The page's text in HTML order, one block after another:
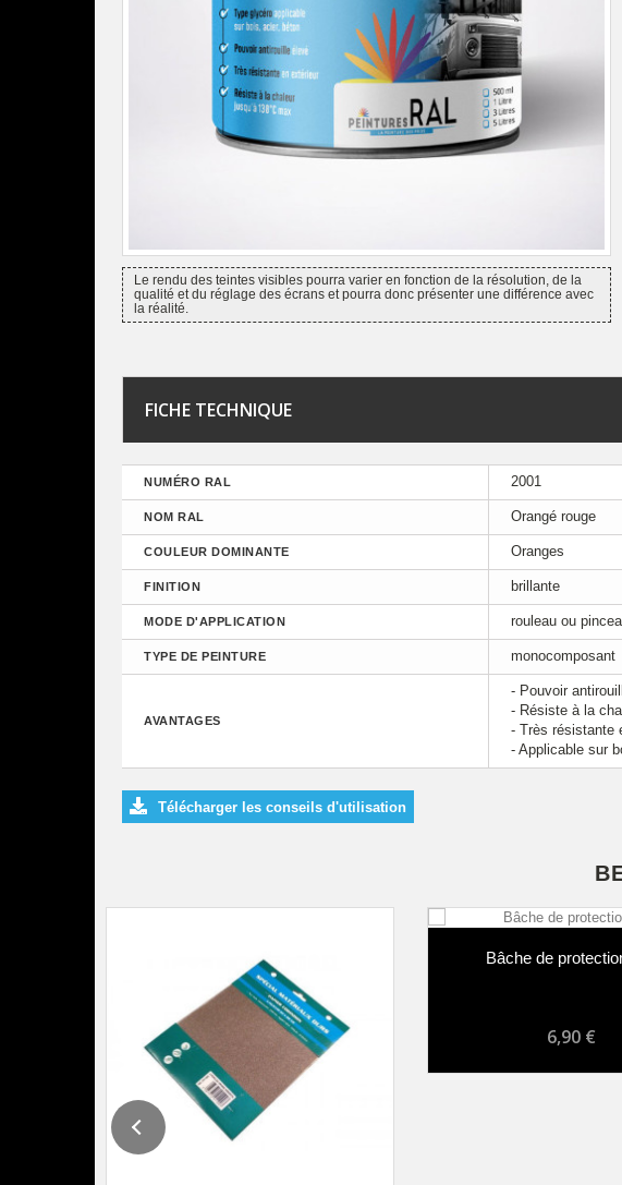
Le rendu des teintes visibles pourra varier en fonction de la résolution, de la
qualité et du réglage des écrans et pourra donc présenter une différence avec
la réalité.
FICHE TECHNIQUE
NUMÉRO RAL 2001
NOM RAL Orangé rouge
COULEUR DOMINANTE Oranges
FINITION brillante
MODE D'APPLICATION rouleau ou
TYPE DE PEINTURE monocomposant
AVANTAGES
- Pouvoir
- Résiste à la
- Très résistante
- Applicable sur
Télécharger les conseils d'utilisation
Bâche de
6,90 €